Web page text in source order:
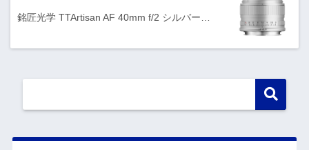
銘匠光学 TTArtisan AF 40mm f/2 シルバー…